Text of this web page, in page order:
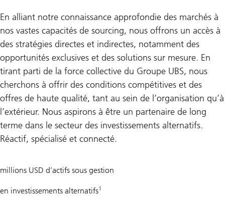
En alliant notre connaissance approfondie des marchés à
nos vastes capacités de sourcing, nous offrons un accès à
des stratégies directes et indirectes, notamment des
opportunités exclusives et des solutions sur mesure. En
tirant parti de la force collective du Groupe UBS, nous
cherchons à offrir des conditions compétitives et des
offres de haute qualité, tant au sein de l’organisation qu’à
l’extérieur. Nous aspirons à être un partenaire de long
terme dans le secteur des investissements alternatifs.
Réactif, spécialisé et connecté.
450
millions USD d’actifs sous gestion
en investissements alternatifs1